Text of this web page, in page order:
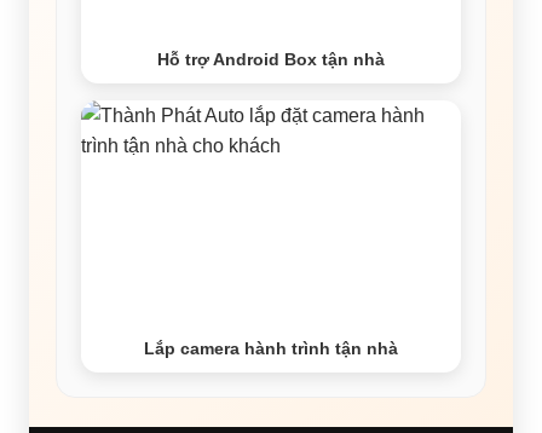
Hỗ trợ Android Box tận nhà
Lắp camera hành trình tận nhà